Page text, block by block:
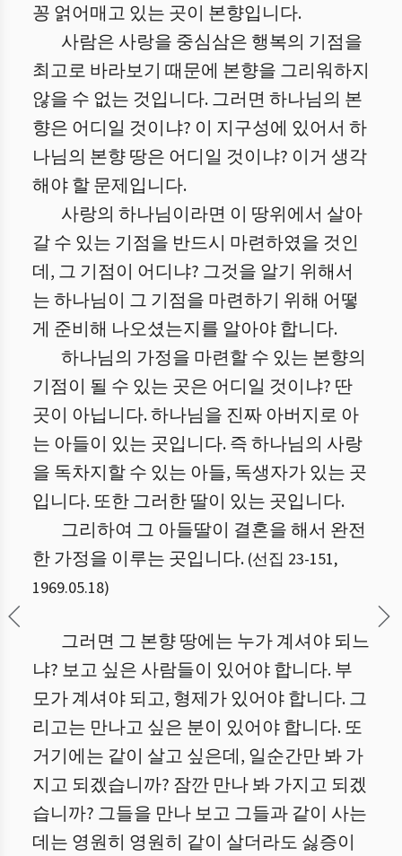
꽁 얽어매고 있는 곳이 본향입니다.
사람은 사랑을 중심삼은 행복의 기점을
최고로 바라보기 때문에 본향을 그리워하지
않을 수 없는 것입니다. 그러면 하나님의 본
향은 어디일 것이냐? 이 지구성에 있어서 하
나님의 본향 땅은 어디일 것이냐? 이거 생각
해야 할 문제입니다.
사랑의 하나님이라면 이 땅위에서 살아
갈 수 있는 기점을 반드시 마련하였을 것인
데, 그 기점이 어디냐? 그것을 알기 위해서
는 하나님이 그 기점을 마련하기 위해 어떻
게 준비해 나오셨는지를 알아야 합니다.
하나님의 가정을 마련할 수 있는 본향의
기점이 될 수 있는 곳은 어디일 것이냐? 딴
곳이 아닙니다. 하나님을 진짜 아버지로 아
는 아들이 있는 곳입니다. 즉 하나님의 사랑
을 독차지할 수 있는 아들, 독생자가 있는 곳
입니다. 또한 그러한 딸이 있는 곳입니다.
그리하여 그 아들딸이 결혼을 해서 완전
한 가정을 이루는 곳입니다. (선집 23-151,
1969.05.18)
그러면 그 본향 땅에는 누가 계셔야 되느
냐? 보고 싶은 사람들이 있어야 합니다. 부
모가 계셔야 되고, 형제가 있어야 합니다. 그
리고는 만나고 싶은 분이 있어야 합니다. 또
거기에는 같이 살고 싶은데, 일순간만 봐 가
지고 되겠습니까? 잠깐 만나 봐 가지고 되겠
습니까? 그들을 만나 보고 그들과 같이 사는
데는 영원히 영원히 같이 살더라도 싫증이